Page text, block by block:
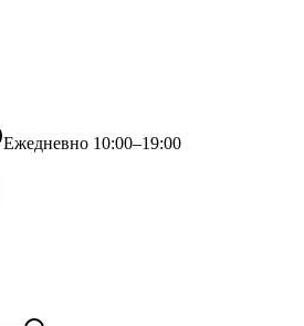
Ежедневно 10:00–19:00